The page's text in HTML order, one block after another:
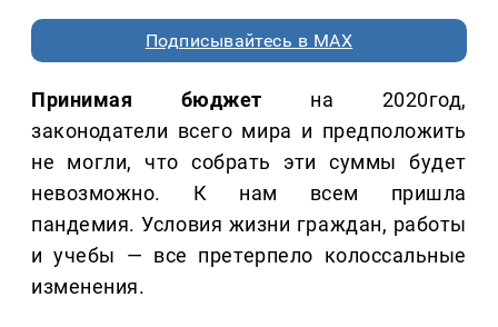
Подписывайтесь в MAX
Принимая бюджет на 2020год,
законодатели всего мира и предположить
не могли, что собрать эти суммы будет
невозможно. К нам всем пришла
пандемия. Условия жизни граждан, работы
и учебы — все претерпело колоссальные
изменения.